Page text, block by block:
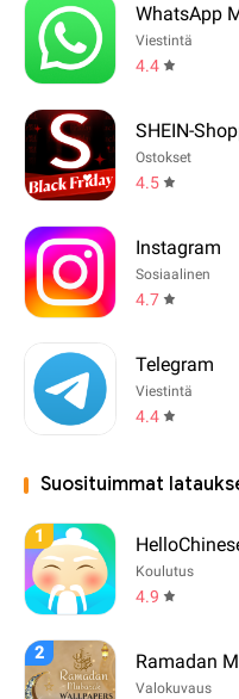
WhatsApp
Viestintä
4.4
SHEIN-
Ostokset
4.5
Instagram
Sosiaalinen
4.7
Telegram
Viestintä
4.4
Suosituimmat
1
Koulutus
4.9
2 Ramadan
Valokuvaus